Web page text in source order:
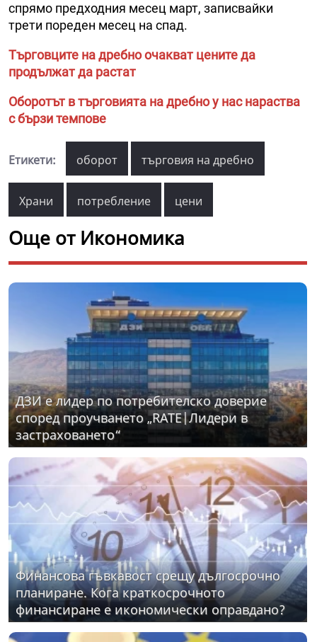
спрямо предходния месец март, записвайки
трети пореден месец на спад.
Търговците на дребно очакват цените да
продължат да растат
Оборотът в търговията на дребно у нас нараства
с бързи темпове
Етикети: оборот търговия на дребно
Храни потребление цени
Още от Икономика
ДЗИ е лидер по потребителско доверие
според проучването „RATE|Лидери в
застраховането“
Финансова гъвкавост срещу дългосрочно
планиране. Кога краткосрочното
финансиране е икономически оправдано?